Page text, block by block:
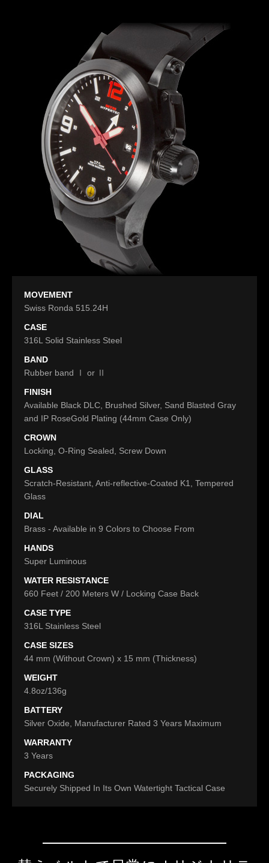
MOVEMENT
Swiss Ronda 515.24H
CASE
316L Solid Stainless Steel
BAND
Rubber band Ⅰ or Ⅱ
FINISH
Available Black DLC, Brushed Silver, Sand Blasted Gray
and IP RoseGold Plating (44mm Case Only)
CROWN
Locking, O-Ring Sealed, Screw Down
GLASS
Scratch-Resistant, Anti-reflective-Coated K1, Tempered
Glass
DIAL
Brass - Available in 9 Colors to Choose From
HANDS
Super Luminous
WATER RESISTANCE
660 Feet / 200 Meters W / Locking Case Back
CASE TYPE
316L Stainless Steel
CASE SIZES
44 mm (Without Crown) x 15 mm (Thickness)
WEIGHT
4.8oz/136g
BATTERY
Silver Oxide, Manufacturer Rated 3 Years Maximum
WARRANTY
3 Years
PACKAGING
Securely Shipped In Its Own Watertight Tactical Case